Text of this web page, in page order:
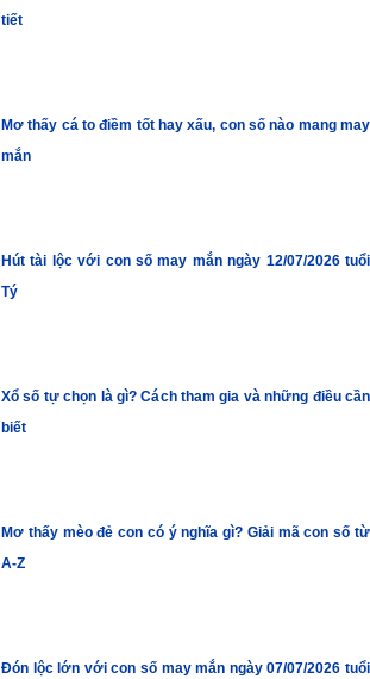
tiết
Mơ thấy cá to điềm tốt hay xấu, con số nào mang may
mắn
Hút tài lộc với con số may mắn ngày 12/07/2026 tuổi
Tý
Xổ số tự chọn là gì? Cách tham gia và những điều cần
biết
Mơ thấy mèo đẻ con có ý nghĩa gì? Giải mã con số từ
A-Z
Đón lộc lớn với con số may mắn ngày 07/07/2026 tuổi